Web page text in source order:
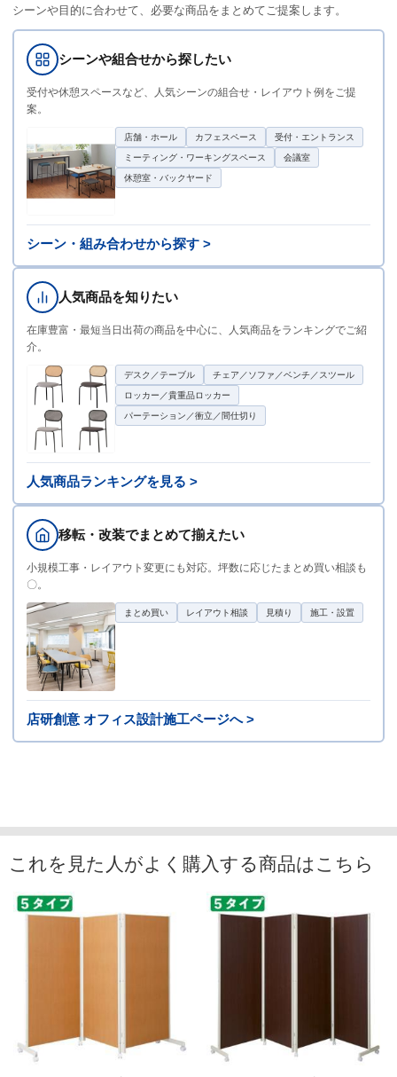
シーンや目的に合わせて、必要な商品をまとめてご提案します。
シーンや組合せから探したい
受付や休憩スペースなど、人気シーンの組合せ・レイアウト例をご提
案。
店舗・ホール カフェスペース 受付・エントランス
ミーティング・ワーキングスペース 会議室
休憩室・バックヤード
シーン・組み合わせから探す >
人気商品を知りたい
在庫豊富・最短当日出荷の商品を中心に、人気商品をランキングでご紹
介。
デスク／テーブル チェア／ソファ／ベンチ／スツール
ロッカー／貴重品ロッカー
パーテーション／衝立／間仕切り
人気商品ランキングを見る >
移転・改装でまとめて揃えたい
小規模工事・レイアウト変更にも対応。坪数に応じたまとめ買い相談も
〇。
まとめ買い レイアウト相談 見積り 施工・設置
店研創意 オフィス設計施工ページへ >
これを見た人がよく購入する商品はこちら